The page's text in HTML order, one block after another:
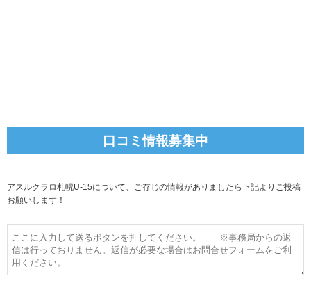
口コミ情報募集中
アスルクラロ札幌U-15について、ご存じの情報がありましたら下記よりご投稿
お願いします！